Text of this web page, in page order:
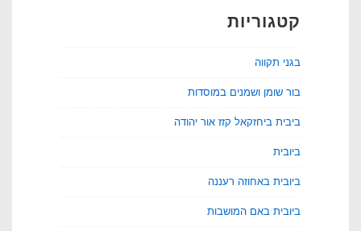
קטגוריות
בגני תקווה
בור שומן ושמנים במוסדות
ביבית ביחזקאל קזז אור יהודה
ביובית
ביובית באחוזה רעננה
ביובית באם המושבות